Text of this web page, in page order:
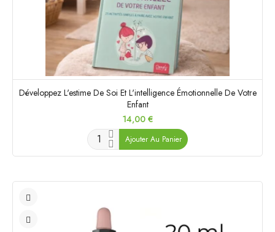
Développez L'estime De Soi Et L'intelligence Émotionnelle De Votre
Enfant
Prix
14,00 €
Ajouter Au Panier